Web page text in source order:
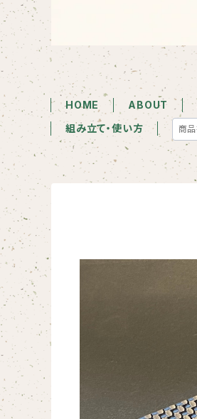
HOME ABOUT
組み立て・使い方